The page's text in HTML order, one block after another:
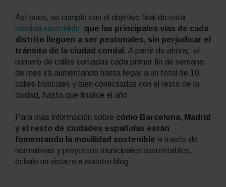
Así pues, se cumple con el objetivo final de esta
medida sostenible: que las principales vías de cada
distrito lleguen a ser peatonales, sin perjudicar el
tránsito de la ciudad condal . A partir de ahora, el
número de calles cortadas cada primer fin de semana
de mes irá aumentando hasta llegar a un total de 10
calles troncales y bien conectadas con el resto de la
ciudad, hasta que finalice el año.
Para más información sobre cómo Barcelona, Madrid
y el resto de ciudades españolas están
fomentando la movilidad sostenible a través de
normativas y proyectos municipales sustentables,
échale un vistazo a nuestro blog.